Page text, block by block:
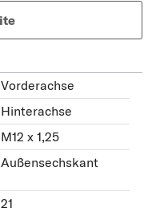
Vorderachse
Hinterachse
M12 x 1,25
Außensechskant
21